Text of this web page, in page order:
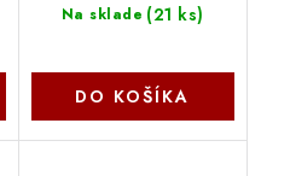
Na sklade (21 ks)
DO KOŠÍKA